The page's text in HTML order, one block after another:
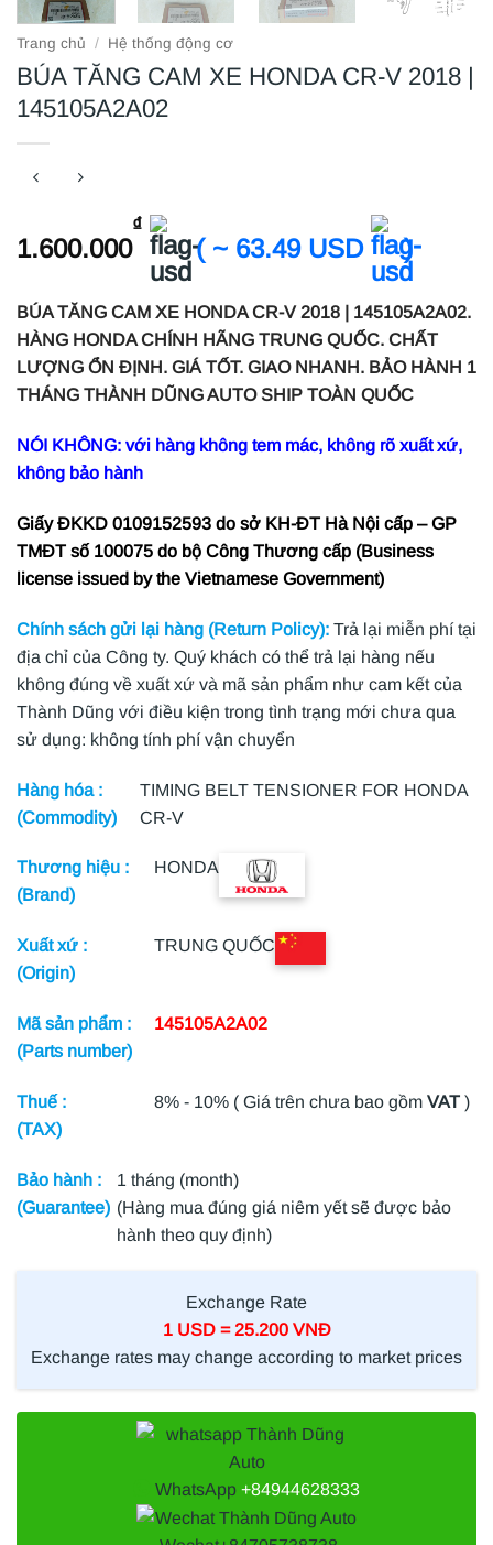
Trang chủ / Hệ thống động cơ
BÚA TĂNG CAM XE HONDA CR-V 2018 |
145105A2A02
1.600.000
₫
( ~ 63.49 USD )
BÚA TĂNG CAM XE HONDA CR-V 2018 | 145105A2A02.
HÀNG HONDA CHÍNH HÃNG TRUNG QUỐC. CHẤT
LƯỢNG ỔN ĐỊNH. GIÁ TỐT. GIAO NHANH. BẢO HÀNH 1
THÁNG THÀNH DŨNG AUTO SHIP TOÀN QUỐC
NÓI KHÔNG: với hàng không tem mác, không rõ xuất xứ,
không bảo hành
Giấy ĐKKD 0109152593 do sở KH-ĐT Hà Nội cấp – GP
TMĐT số 100075 do bộ Công Thương cấp (Business
license issued by the Vietnamese Government)
Chính sách gửi lại hàng (Return Policy): Trả lại miễn phí tại
địa chỉ của Công ty. Quý khách có thể trả lại hàng nếu
không đúng về xuất xứ và mã sản phẩm như cam kết của
Thành Dũng với điều kiện trong tình trạng mới chưa qua
sử dụng: không tính phí vận chuyển
Hàng hóa :
(Commodity)
TIMING BELT TENSIONER FOR HONDA
CR-V
Thương hiệu :
(Brand)
HONDA
Xuất xứ :
(Origin)
TRUNG QUỐC
Mã sản phẩm :
(Parts number)
145105A2A02
Thuế :
(TAX)
8% - 10% ( Giá trên chưa bao gồmVAT )
Bảo hành :
(Guarantee)
1 tháng (month)
(Hàng mua đúng giá niêm yết sẽ được bảo
hành theo quy định)
Exchange Rate
1 USD = 25.200 VNĐ
Exchange rates may change according to market prices
WhatsApp +84944628333